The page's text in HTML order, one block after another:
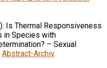
Is Thermal Responsiveness
in Species with
– Sexual
Abstract-Archiv.